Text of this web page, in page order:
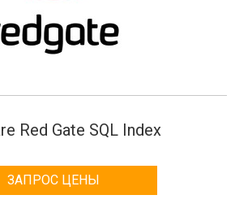
Red Gate SQL Index
ЗАПРОС ЦЕНЫ